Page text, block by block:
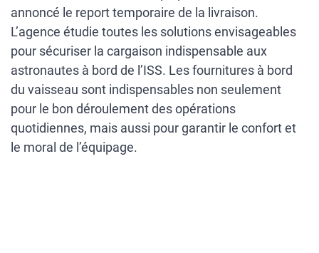
annoncé le report temporaire de la livraison.
L’agence étudie toutes les solutions envisageables
pour sécuriser la cargaison indispensable aux
astronautes à bord de l’ISS. Les fournitures à bord
du vaisseau sont indispensables non seulement
pour le bon déroulement des opérations
quotidiennes, mais aussi pour garantir le confort et
le moral de l’équipage.